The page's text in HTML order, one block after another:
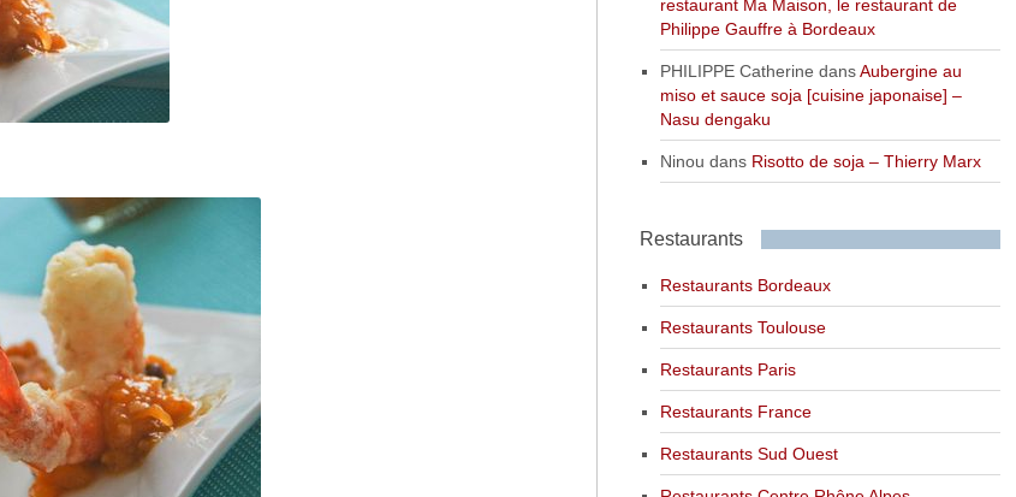
restaurant Ma Maison, le restaurant de
Philippe Gauffre à Bordeaux
PHILIPPE Catherine dansAubergine au
miso et sauce soja [cuisine japonaise] –
Nasu dengaku
Ninou dans Risotto de soja – Thierry Marx
Restaurants
Restaurants Bordeaux
Restaurants Toulouse
Restaurants Paris
Restaurants France
Restaurants Sud Ouest